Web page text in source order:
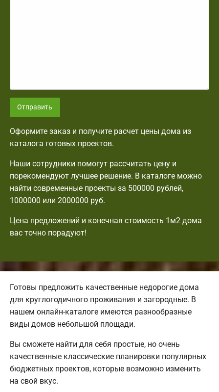
Отправить
Оформите заказ и получите расчет цены дома из
каталога готовых проектов.
Наши сотрудники помогут рассчитать цену и
порекомендуют лучшее решение. В каталоге можно
найти современные проекты за 500000 рублей,
1000000 или 2000000 руб.
Цена предложений и конечная стоимость 1м2 дома
вас точно порадуют!
Готовы предложить качественные недорогие дома
для круглогодичного проживания и загородные. В
нашем онлайн-каталоге имеются разнообразные
виды домов небольшой площади.
Вы сможете найти для себя простые, но очень
качественные классические планировки популярных
бюджетных проектов, которые возможно изменить
на свой вкус.